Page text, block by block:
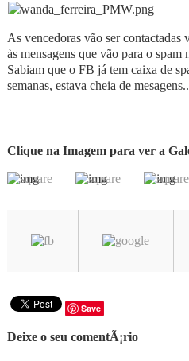
As vencedoras vão ser contactadas
às mensagens que vão para o
Sabiam que o FB já tem caixa de
semanas, estava cheia de
Clique na Imagem para ver a
Save
Deixe o seu comentÃ¡rio